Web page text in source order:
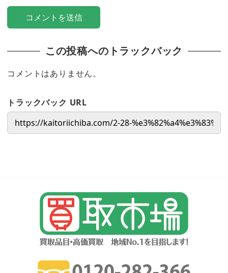
この投稿へのトラックバック
コメントはありません。
トラックバック URL